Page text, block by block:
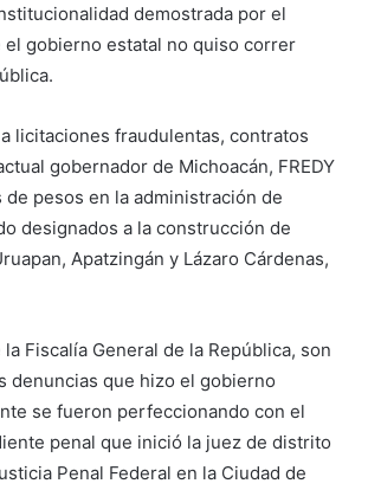
demostrada por el
el gobierno estatal no quiso correr
licitaciones fraudulentas, contratos
gobernador de Michoacán, FREDY
de pesos en la administración de
designados a la construcción de
Apatzingán y Lázaro Cárdenas,
Fiscalía General de la República, son
denuncias que hizo el gobierno
se fueron perfeccionando con el
penal que inició la juez de distrito
Penal Federal en la Ciudad de